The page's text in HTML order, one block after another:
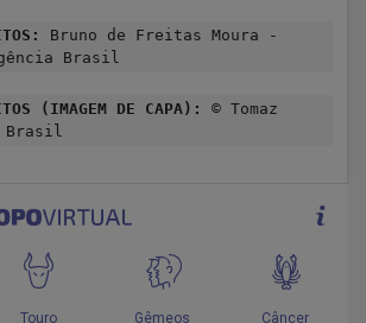
Bruno de Freitas Moura -
Brasil
(IMAGEM DE CAPA):
© Tomaz
Brasil